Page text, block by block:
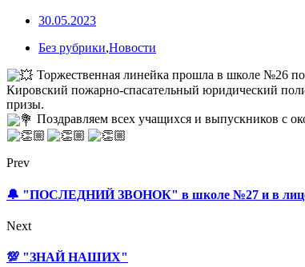
30.05.2023
Без рубрики,Новости
Торжественная линейка прошла в школе №26
Кировский пожарно-спасательный юридический
призы.
Поздравляем всех учащихся и выпускников с
Prev
🔔 "ПОСЛЕДНИЙ ЗВОНОК" в школе №27 и в
Next
💯 "ЗНАЙ НАШИХ"